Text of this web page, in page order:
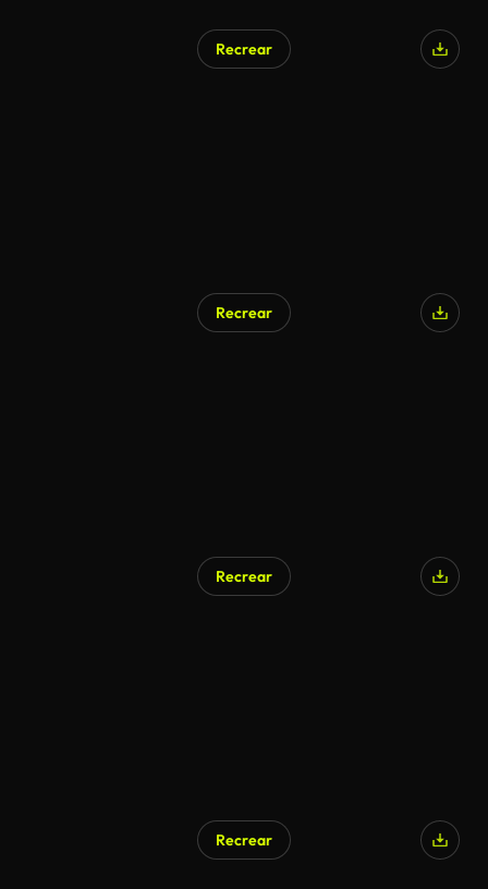
Recrear
Recrear
Recrear
Recrear